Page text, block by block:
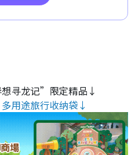
寻龙记”限定精品↓
用途旅行收纳袋↓